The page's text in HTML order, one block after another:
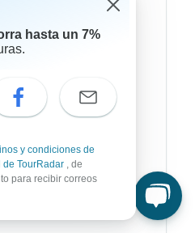
hasta un 7%
y condiciones de
de TourRadar , de
para recibir correos